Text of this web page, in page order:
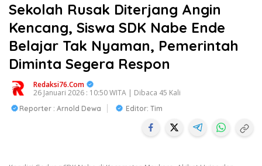
Sekolah Rusak Diterjang Angin
Kencang, Siswa SDK Nabe Ende
Belajar Tak Nyaman, Pemerintah
Diminta Segera Respon
Redaksi76.com
26 Januari 2026 : 10:50 WITA | Dibaca 45 Kali
Reporter : Arnold Dewa Editor: Tim